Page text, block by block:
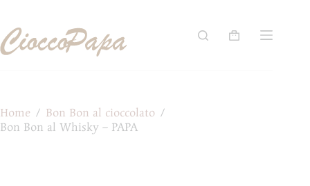
contenuto
Carrello
Home / Bon Bon al cioccolato /
Bon Bon al Whisky – PAPA